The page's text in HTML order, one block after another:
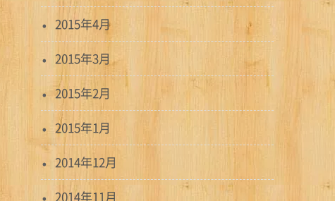
2015年4月
2015年3月
2015年2月
2015年1月
2014年12月
2014年11月